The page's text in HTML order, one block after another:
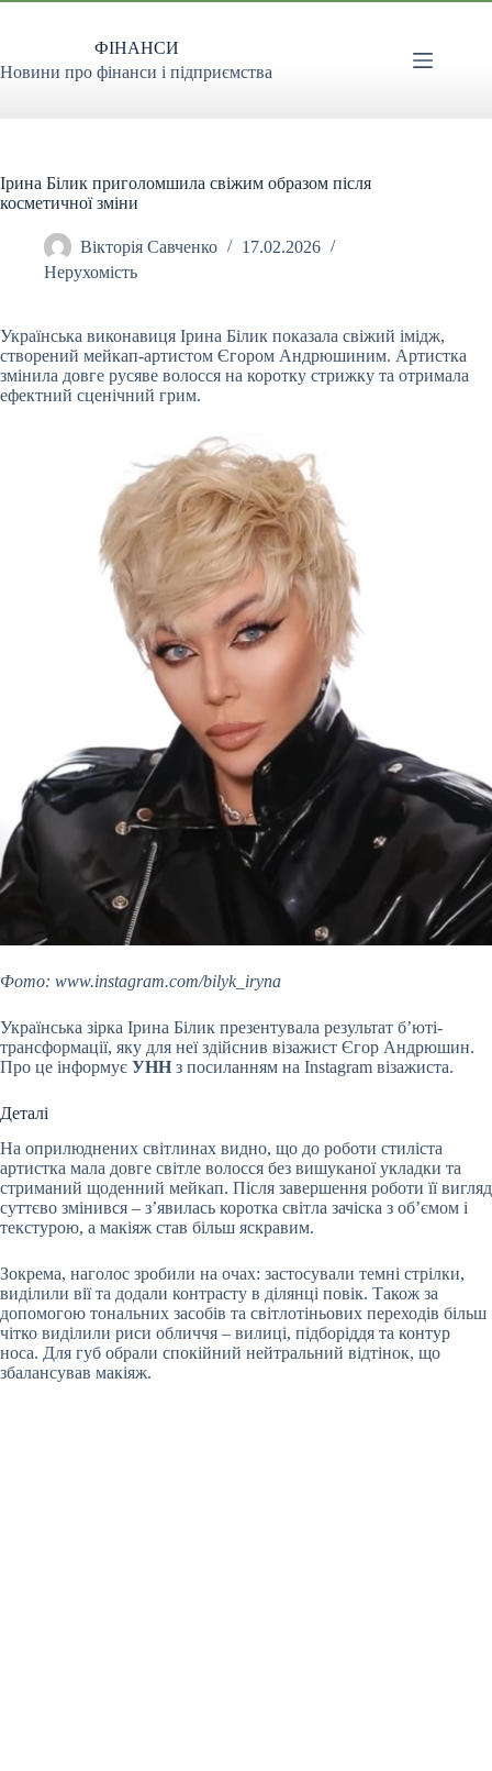
Перейти
ФІНАНСИ
Новини про фінанси і підприємства
Ірина Білик приголомшила свіжим образом після
косметичної зміни
Вікторія Савченко
17.02.2026
Нерухомість
Українська виконавиця Ірина Білик показала свіжий імідж,
створений мейкап-артистом Єгором Андрюшиним. Артистка
змінила довге русяве волосся на коротку стрижку та отримала
ефектний сценічний грим.
Фото: www.instagram.com/bilyk_iryna
Українська зірка Ірина Білик презентувала результат б’юті-
трансформації, яку для неї здійснив візажист Єгор Андрюшин.
Про це інформує УНН з посиланням на Instagram візажиста.
Деталі
На оприлюднених світлинах видно, що до роботи стиліста
артистка мала довге світле волосся без вишуканої укладки та
стриманий щоденний мейкап. Після завершення роботи її вигляд
суттєво змінився – з’явилась коротка світла зачіска з об’ємом і
текстурою, а макіяж став більш яскравим.
Зокрема, наголос зробили на очах: застосували темні стрілки,
виділили вії та додали контрасту в ділянці повік. Також за
допомогою тональних засобів та світлотіньових переходів більш
чітко виділили риси обличчя – вилиці, підборіддя та контур
носа. Для губ обрали спокійний нейтральний відтінок, що
збалансував макіяж.